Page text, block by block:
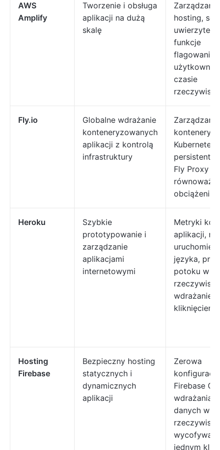
AWS
Amplify
Tworzenie i obsługa
aplikacji na dużą
skalę
Zarządzany
hosting,
funkcje
flagowania,
czasie
Fly.io
Globalne wdrażanie
konteneryzowanych
aplikacji z kontrolą
infrastruktury
Zarządzane
kontenery,
Kubernetes,
persistent
Fly Proxy
obciążenia
Heroku
Szybkie
prototypowanie i
zarządzanie
aplikacjami
internetowymi
Metryki
aplikacji,
języka,
potoku w
wdrażanie
kliknięciem
Hosting
Firebase
Bezpieczny hosting
statycznych i
dynamicznych
aplikacji
Zerowa
Firebase
wdrażania,
danych w
jednym